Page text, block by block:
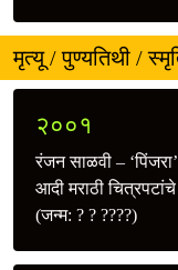
मृत्यू / पुण्यतिथी /
२००१
रंजन साळवी –
आदी मराठी चित्रपटांचे
(जन्म: ? ? ????)